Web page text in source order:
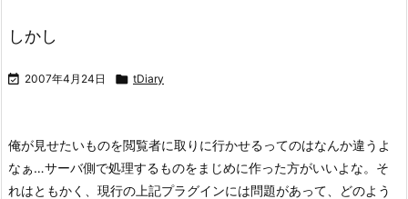
しかし
 2007年4月24日  tDiary
俺が見せたいものを閲覧者に取りに行かせるってのはなんか違うよ
なぁ…サーバ側で処理するものをまじめに作った方がいいよな。 そ
れはともかく、現行の上記プラグインには問題があって、どのよう